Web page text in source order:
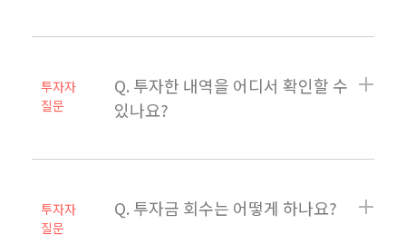
투자자
질문
Q. 투자한 내역을 어디서 확인할 수
있나요?
투자자
질문
Q. 투자금 회수는 어떻게 하나요?